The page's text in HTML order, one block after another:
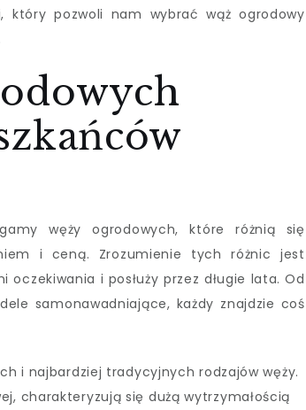
który pozwoli nam wybrać wąż ogrodowy
węży ogrodowych, które różnią się
i ceną. Zrozumienie tych różnic jest
i posłuży przez długie lata. Od
samonawadniające, każdy znajdzie coś
i najbardziej tradycyjnych rodzajów węży.
charakteryzują się dużą wytrzymałością